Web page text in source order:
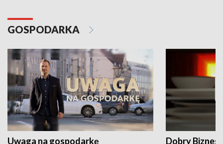
GOSPODARKA
Uwaga na gospodarkę Dobry Biznes